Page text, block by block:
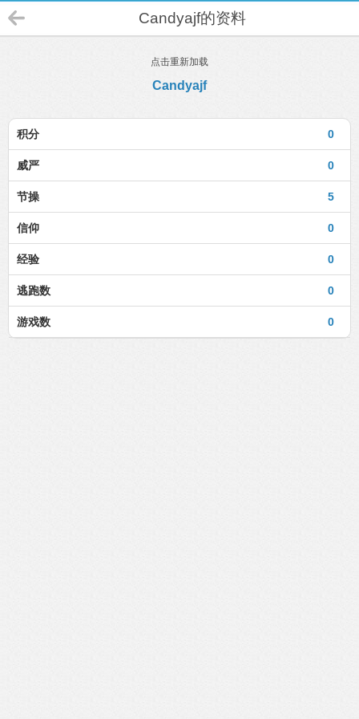
Candyajf的资料
点击重新加载
Candyajf
0
积分
0
威严
5
节操
0
信仰
0
经验
0
逃跑数
0
游戏数